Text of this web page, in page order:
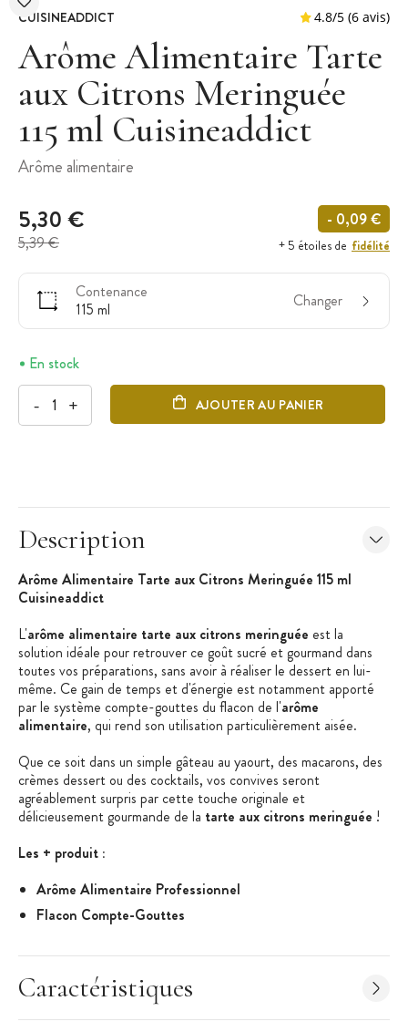
CUISINEADDICT
Arôme Alimentaire Tarte
aux Citrons Meringuée
115 ml Cuisineaddict
Arôme alimentaire
5,30 €
5,39 €
- 0,09 €
+ 5 étoiles de fidélité
Contenance
115 ml
Changer
En stock
- + AJOUTER AU PANIER
Description
Arôme Alimentaire Tarte aux Citrons Meringuée 115 ml
Cuisineaddict
L'arôme alimentaire tarte aux citrons meringuée est la
solution idéale pour retrouver ce goût sucré et gourmand dans
toutes vos préparations, sans avoir à réaliser le dessert en lui-
même. Ce gain de temps et d'énergie est notamment apporté
par le système compte-gouttes du flacon de l'arôme
alimentaire, qui rend son utilisation particulièrement aisée.
Que ce soit dans un simple gâteau au yaourt, des macarons, des
crèmes dessert ou des cocktails, vos convives seront
agréablement surpris par cette touche originale et
délicieusement gourmande de la tarte aux citrons meringuée !
Les + produit :
Arôme Alimentaire Professionnel
Flacon Compte-Gouttes
Caractéristiques de l'Arôme Alimentaire :
Saveur : Tarte aux citrons meringuée
Arôme Naturel : Non
Caractéristiques